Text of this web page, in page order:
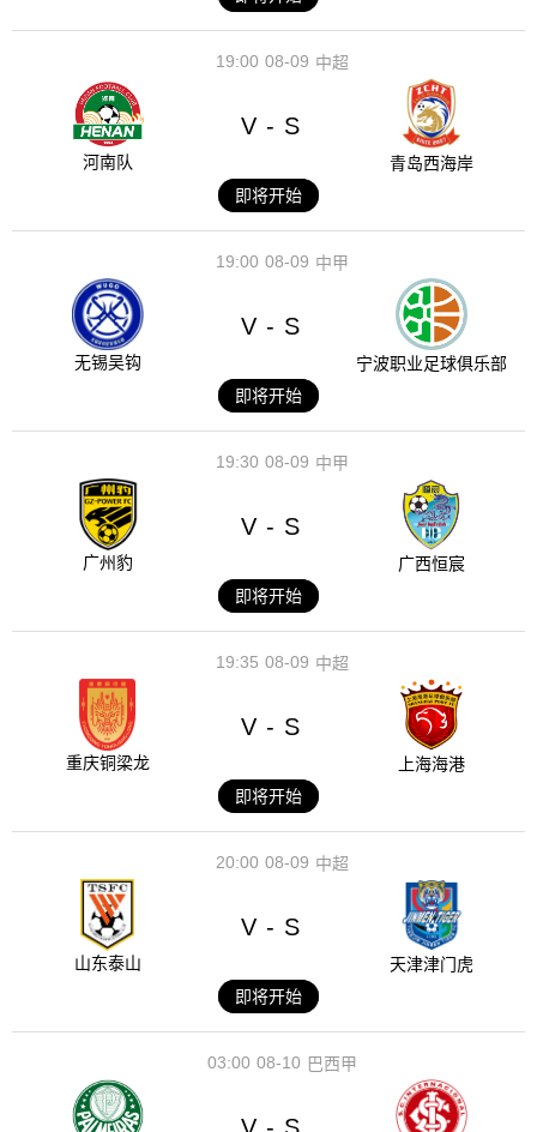
08-09
19:00 中超
河南队
V - S
青岛西海岸
即将开始
08-09
19:00 中甲
无锡吴钩
V - S
宁波职业足球俱乐部
即将开始
08-09
19:30 中甲
广州豹
V - S
广西恒宸
即将开始
08-09
19:35 中超
重庆铜梁龙
V - S
上海海港
即将开始
08-09
20:00 中超
山东泰山
V - S
天津津门虎
即将开始
08-10
03:00 巴西甲